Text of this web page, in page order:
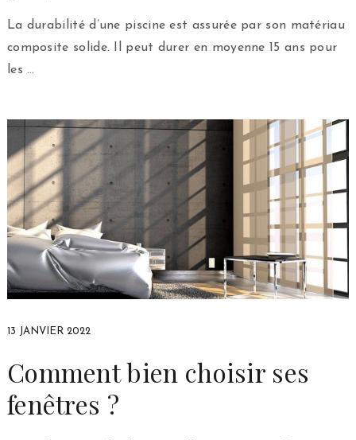
La durabilité d’une piscine est assurée par son matériau
composite solide. Il peut durer en moyenne 15 ans pour
les …
13 JANVIER 2022
Comment bien choisir ses
fenêtres ?